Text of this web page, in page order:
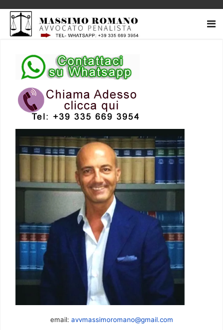
email: avvmassimoromano@gmail.com